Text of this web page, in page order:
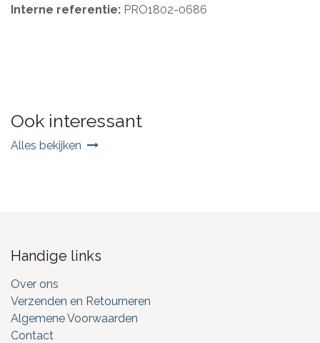
Interne referentie: PRO1802-0686
Ook interessant
Alles bekijken
Handige links
Over ons
Verzenden en Retourneren
Algemene Voorwaarden
Contact